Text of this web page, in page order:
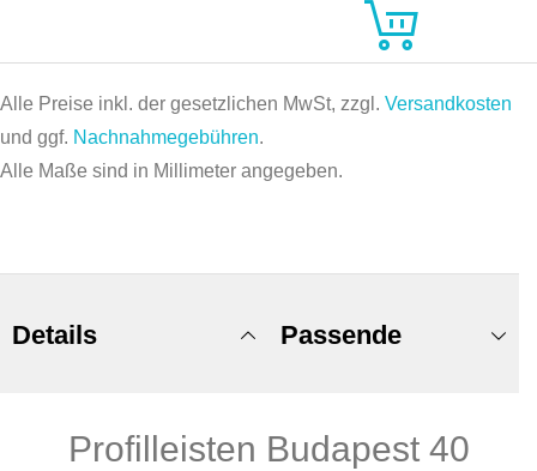
Alle Preise inkl. der gesetzlichen MwSt, zzgl. Versandkosten
und ggf. Nachnahmegebühren.
Alle Maße sind in Millimeter angegeben.
Details
Profilleisten Budapest 40
Passende
Produkte